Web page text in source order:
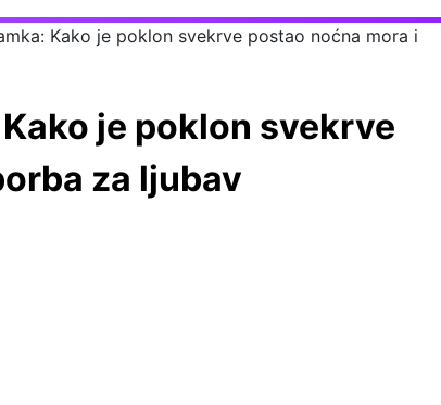
Kako je poklon svekrve postao noćna mora i
je poklon svekrve
za ljubav